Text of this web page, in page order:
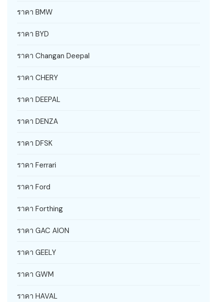
ราคา BMW
ราคา BYD
ราคา Changan Deepal
ราคา CHERY
ราคา DEEPAL
ราคา DENZA
ราคา DFSK
ราคา Ferrari
ราคา Ford
ราคา Forthing
ราคา GAC AION
ราคา GEELY
ราคา GWM
ราคา HAVAL